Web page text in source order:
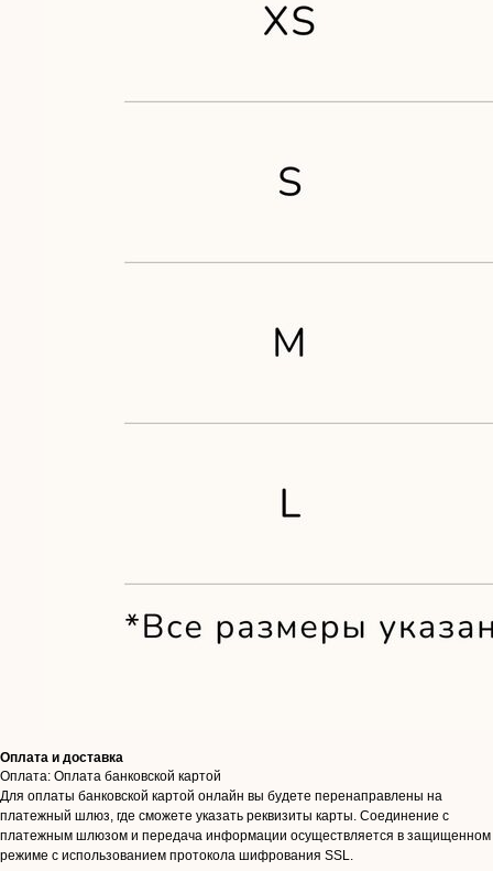
Оплата и доставка
Оплата: Оплата банковской картой
Для оплаты банковской картой онлайн вы будете перенаправлены на
платежный шлюз, где сможете указать реквизиты карты. Соединение с
платежным шлюзом и передача информации осуществляется в защищенном
режиме с использованием протокола шифрования SSL.